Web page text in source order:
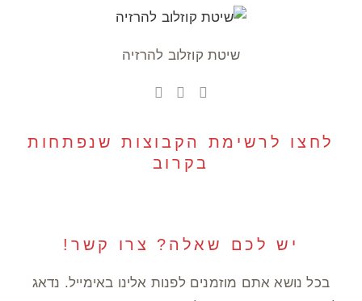
שיטת קוזלוב להרזיה
לחצו לרשימת הקבוצות שנפתחות
בקרוב
יש לכם שאלה? צרו קשר!
בכל נושא אתם מוזמנים לפנות אלינו באימייל. נדאג